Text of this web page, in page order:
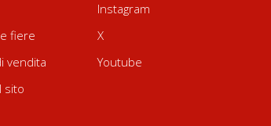
fiere
vendita
sito
Instagram
X
Youtube